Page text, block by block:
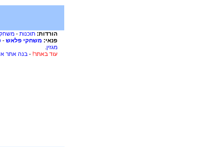
הורדות: תוכנות -
פנאי: משחקי פלאש -
מגזין.
עוד באתר! - בנה אתר